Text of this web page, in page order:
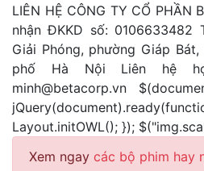
LIÊN HỆ CÔNG TY CỔ PHẦN
nhận ĐKKD số: 0106633482
Giải Phóng, phường Giáp
phố Hà Nội Liên hệ
minh@betacorp.vn
Layout.initOWL(); });
Xem ngay các bộ phim hay